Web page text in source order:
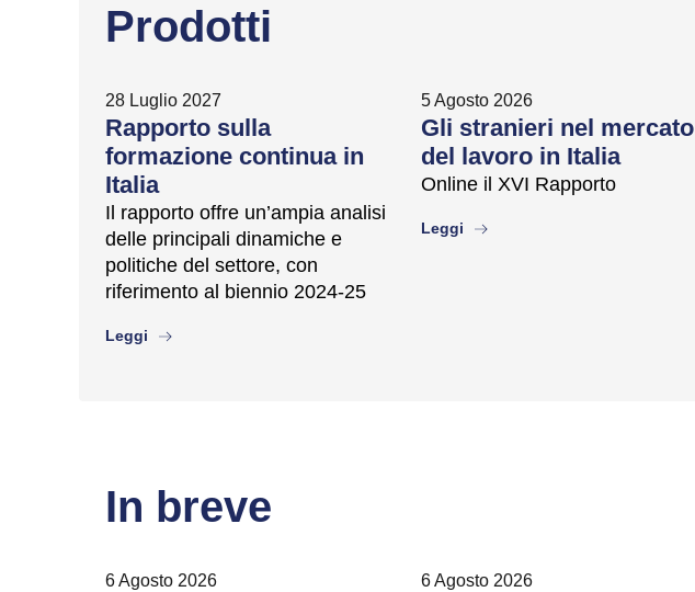
Prodotti
28 Luglio 2027
Rapporto sulla
formazione continua in
Italia
Il rapporto offre un’ampia analisi
delle principali dinamiche e
politiche del settore, con
riferimento al biennio 2024-25
Leggi about
5 Agosto 2026
Gli stranieri nel mercato
del lavoro in Italia
Online il XVI Rapporto
Leggi about
In breve
6 Agosto 2026 6 Agosto 2026